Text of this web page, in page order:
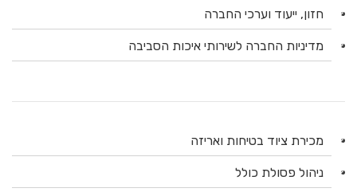
חזון, ייעוד וערכי החברה
מדיניות החברה לשירותי איכות הסביבה
מכירת ציוד בטיחות ואריזה
ניהול פסולת כולל